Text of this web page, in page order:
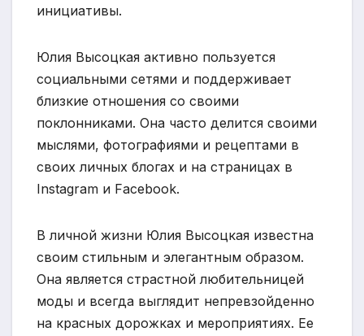
инициативы.
Юлия Высоцкая активно пользуется
социальными сетями и поддерживает
близкие отношения со своими
поклонниками. Она часто делится своими
мыслями, фотографиями и рецептами в
своих личных блогах и на страницах в
Instagram и Facebook.
В личной жизни Юлия Высоцкая известна
своим стильным и элегантным образом.
Она является страстной любительницей
моды и всегда выглядит непревзойденно
на красных дорожках и мероприятиях. Ее